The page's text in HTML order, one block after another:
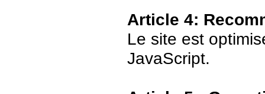
Article 4:
Le site est
JavaScript.